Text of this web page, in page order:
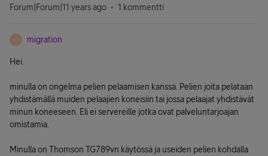
Forum|Forum|11 years ago 1 kommentti
M migration
Hei.
minulla on ongelma pelien pelaamisen kanssa. Pelien joita pelataan
yhdistämällä muiden pelaajien koneisiin tai jossa pelaajat yhdistävät
minun koneeseen. Eli ei servereille jotka ovat palveluntarjoajan
omistamia.
Minulla on Thomson TG789vn käytössä ja useiden pelien kohdalla